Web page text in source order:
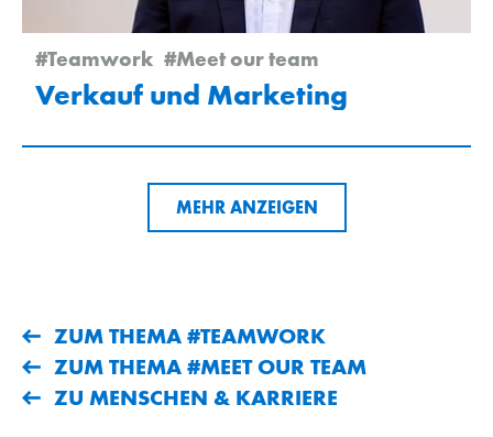
#Teamwork #Meet our team
Verkauf und Marketing
MEHR ANZEIGEN
ZUM THEMA #TEAMWORK
ZUM THEMA #MEET OUR TEAM
ZU MENSCHEN & KARRIERE